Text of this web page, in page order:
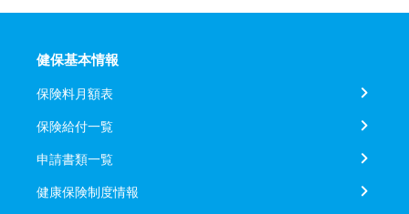
健保基本情報
保険料月額表
保険給付一覧
申請書類一覧
健康保険制度情報